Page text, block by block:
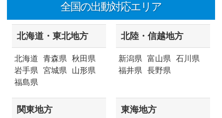
全国の出動対応エリア
北海道・東北地方
北海道 青森県
秋田県
岩手県
宮城県
山形県
福島県
北陸・信越地方
新潟県 富山県
石川県
福井県
長野県
関東地方 東海地方